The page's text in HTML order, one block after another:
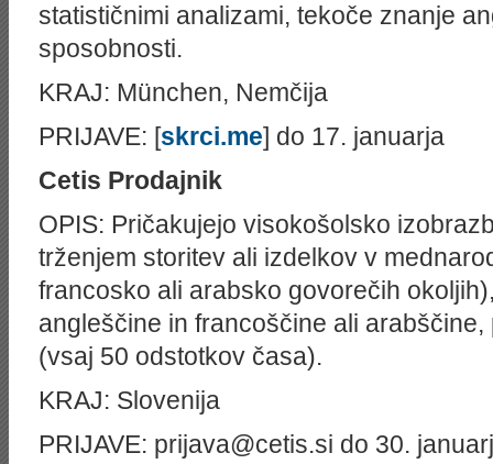
statističnimi analizami, tekoče znanje
sposobnosti.
KRAJ: München, Nemčija
PRIJAVE: [skrci.me] do 17. januarja
Cetis Prodajnik
OPIS: Pričakujejo visokošolsko
trženjem storitev ali izdelkov v
francosko ali arabsko govorečih
angleščine in francoščine ali
(vsaj 50 odstotkov časa).
KRAJ: Slovenija
PRIJAVE: prijava@cetis.si do 30.